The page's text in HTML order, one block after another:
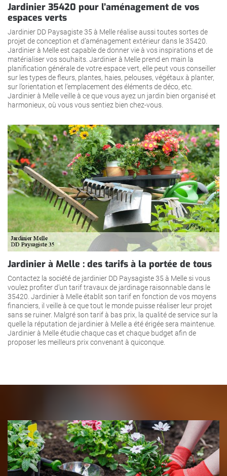
Jardinier 35420 pour l’aménagement de vos
espaces verts
Jardinier DD Paysagiste 35 à Melle réalise aussi toutes sortes de
projet de conception et d’aménagement extérieur dans le 35420.
Jardinier à Melle est capable de donner vie à vos inspirations et de
matérialiser vos souhaits. Jardinier à Melle prend en main la
planification générale de votre espace vert, elle peut vous conseiller
sur les types de fleurs, plantes, haies, pelouses, végétaux à planter,
sur l’orientation et l’emplacement des éléments de déco, etc.
Jardinier à Melle veille à ce que vous ayez un jardin bien organisé et
harmonieux, où vous vous sentiez bien chez-vous.
Jardinier à Melle : des tarifs à la portée de tous
Contactez la société de jardinier DD Paysagiste 35 à Melle si vous
voulez profiter d’un tarif travaux de jardinage raisonnable dans le
35420. Jardinier à Melle établit son tarif en fonction de vos moyens
financiers, il veille à ce que tout le monde puisse réaliser leur projet
sans se ruiner. Malgré son tarif à bas prix, la qualité de service sur la
quelle la réputation de jardinier à Melle a été érigée sera maintenue.
Jardinier à Melle étudie chaque cas et chaque budget afin de
proposer les meilleurs prix convenant à quiconque.